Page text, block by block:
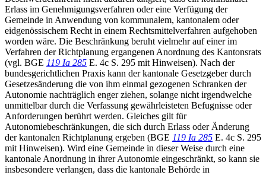
Erlass im Genehmigungsverfahren oder eine Verfügung der
Gemeinde in Anwendung von kommunalem, kantonalem oder
eidgenössischem Recht in einem Rechtsmittelverfahren aufgehoben
worden wäre. Die Beschränkung beruht vielmehr auf einer im
Verfahren der Richtplanung ergangenen Anordnung des Kantonsrats
(vgl. BGE 119 Ia 285 E. 4c S. 295 mit Hinweisen). Nach der
bundesgerichtlichen Praxis kann der kantonale Gesetzgeber durch
Gesetzesänderung die von ihm einmal gezogenen Schranken der
Autonomie nachträglich enger ziehen, solange nicht irgendwelche
unmittelbar durch die Verfassung gewährleisteten Befugnisse oder
Anforderungen berührt werden. Gleiches gilt für
Autonomiebeschränkungen, die sich durch Erlass oder Änderung
der kantonalen Richtplanung ergeben (BGE 119 Ia 285 E. 4c S. 295
mit Hinweisen). Wird eine Gemeinde in dieser Weise durch eine
kantonale Anordnung in ihrer Autonomie eingeschränkt, so kann sie
insbesondere verlangen, dass die kantonale Behörde in